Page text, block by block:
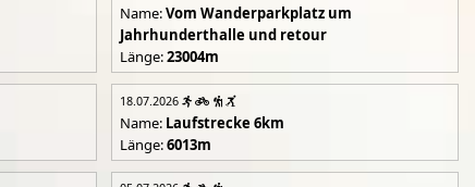
Name:Vom Wanderparkplatz um
Jahrhunderthalle und retour
Länge:23004m
18.07.2026
Name: Laufstrecke 6km
Länge:6013m